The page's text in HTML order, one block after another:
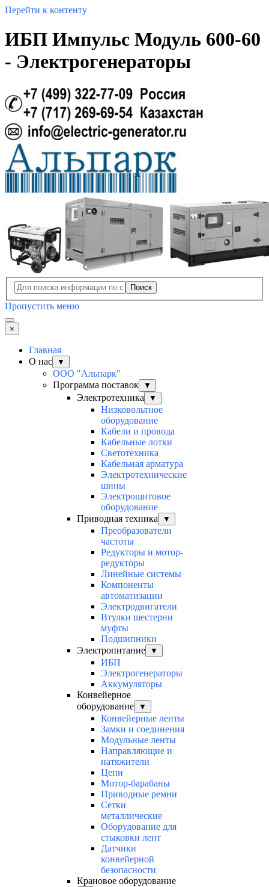
Перейти к контенту
ИБП Импульс Модуль 600-60
- Электрогенераторы
Поиск
Пропустить меню
×
Главная
О нас
▼
ООО "Альпарк"
Программа поставок
▼
Электротехника ▼
Низковольтное
оборудование
Кабели и провода
Кабельные лотки
Светотехника
Кабельная арматура
Электротехнические
шины
Электрощитовое
оборудование
Приводная техника
▼
Преобразователи
частоты
Редукторы и мотор-
редукторы
Линейные системы
Компоненты
автоматизации
Электродвигатели
Втулки шестерни
муфты
Подшипники
Электропитание
▼
ИБП
Электрогенераторы
Аккумуляторы
Конвейерное
оборудование
▼
Конвейерные ленты
Замки и соединения
Модульные ленты
Направляющие и
натяжители
Цепи
Мотор-барабаны
Приводные ремни
Сетки
металлические
Оборудование для
стыковки лент
Датчики
конвейерной
безопасности
Крановое оборудование